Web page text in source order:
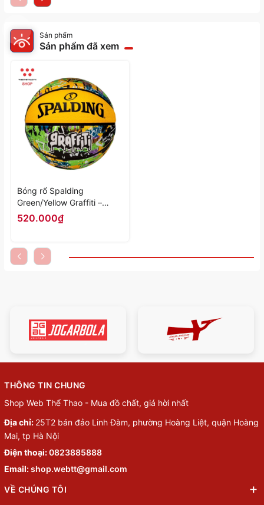
Sản phẩm
Sản phẩm đã xem
Bóng rổ Spalding
Green/Yellow Graffiti –
Indoor/Outdoor Size 7 84-
374z - Hàng Chính Hãng
520.000₫
THÔNG TIN CHUNG
Shop Web Thể Thao - Mua đồ chất, giá hời nhất
Địa chỉ: 25T2 bán đảo Linh Đàm, phường Hoàng Liệt, quận Hoàng
Mai, tp Hà Nội
Điện thoại:0823885888
Email:shop.webtt@gmail.com
VỀ CHÚNG TÔI